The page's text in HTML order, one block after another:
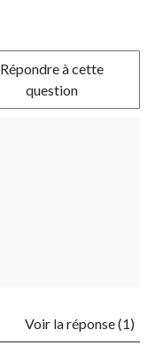
Répondre à cette
question
Voir la réponse (1)